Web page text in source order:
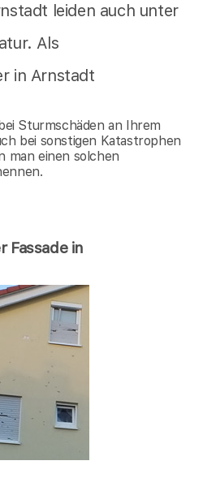
leiden auch unter
Als
in Arnstadt
Sturmschäden an Ihrem
bei sonstigen Katastrophen
man einen solchen
Fassade in